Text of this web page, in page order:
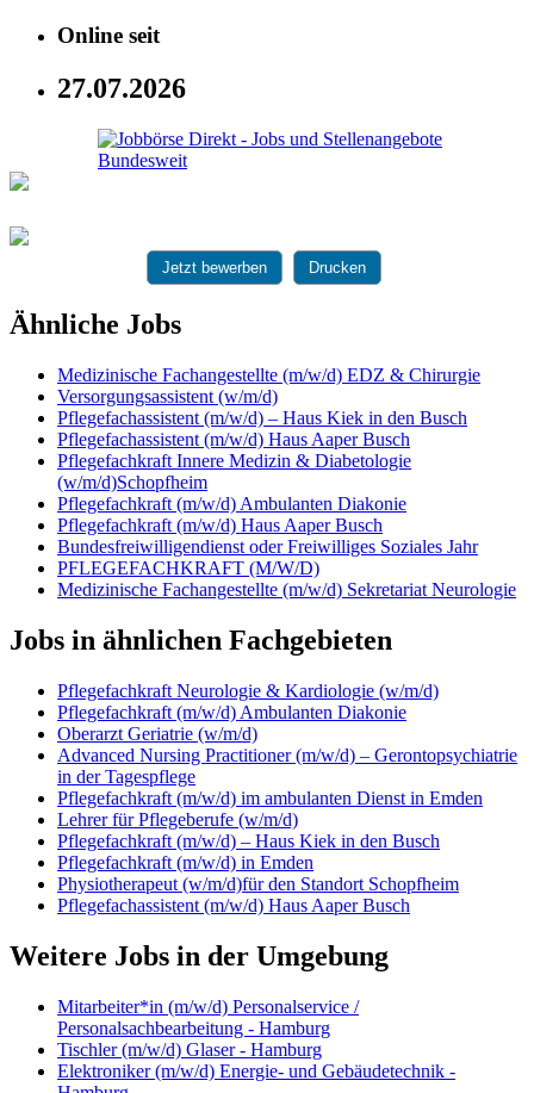
Online seit
27.07.2026
Jetzt bewerben Drucken
Ähnliche Jobs
Medizinische Fachangestellte (m/w/d) EDZ & Chirurgie
Versorgungsassistent (w/m/d)
Pflegefachassistent (m/w/d) – Haus Kiek in den Busch
Pflegefachassistent (m/w/d) Haus Aaper Busch
Pflegefachkraft Innere Medizin & Diabetologie
(w/m/d)Schopfheim
Pflegefachkraft (m/w/d) Ambulanten Diakonie
Pflegefachkraft (m/w/d) Haus Aaper Busch
Bundesfreiwilligendienst oder Freiwilliges Soziales Jahr
PFLEGEFACHKRAFT (M/W/D)
Medizinische Fachangestellte (m/w/d) Sekretariat Neurologie
Jobs in ähnlichen Fachgebieten
Pflegefachkraft Neurologie & Kardiologie (w/m/d)
Pflegefachkraft (m/w/d) Ambulanten Diakonie
Oberarzt Geriatrie (w/m/d)
Advanced Nursing Practitioner (m/w/d) – Gerontopsychiatrie
in der Tagespflege
Pflegefachkraft (m/w/d) im ambulanten Dienst in Emden
Lehrer für Pflegeberufe (w/m/d)
Pflegefachkraft (m/w/d) – Haus Kiek in den Busch
Pflegefachkraft (m/w/d) in Emden
Physiotherapeut (w/m/d)für den Standort Schopfheim
Pflegefachassistent (m/w/d) Haus Aaper Busch
Weitere Jobs in der Umgebung
Mitarbeiter*in (m/w/d) Personalservice /
Personalsachbearbeitung - Hamburg
Tischler (m/w/d) Glaser - Hamburg
Elektroniker (m/w/d) Energie- und Gebäudetechnik -